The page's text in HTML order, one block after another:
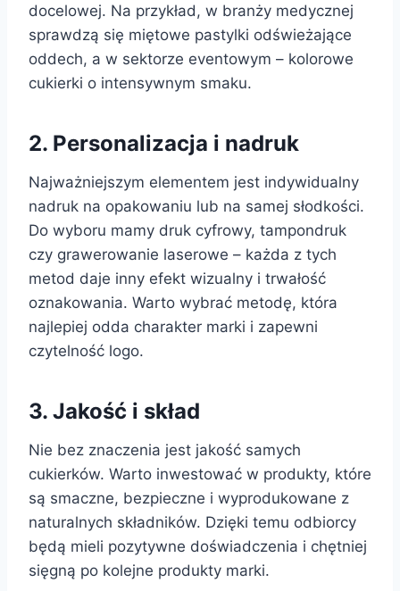
docelowej. Na przykład, w branży medycznej
sprawdzą się miętowe pastylki odświeżające
oddech, a w sektorze eventowym – kolorowe
cukierki o intensywnym smaku.
2. Personalizacja i nadruk
Najważniejszym elementem jest indywidualny
nadruk na opakowaniu lub na samej słodkości.
Do wyboru mamy druk cyfrowy, tampondruk
czy grawerowanie laserowe – każda z tych
metod daje inny efekt wizualny i trwałość
oznakowania. Warto wybrać metodę, która
najlepiej odda charakter marki i zapewni
czytelność logo.
3. Jakość i skład
Nie bez znaczenia jest jakość samych
cukierków. Warto inwestować w produkty, które
są smaczne, bezpieczne i wyprodukowane z
naturalnych składników. Dzięki temu odbiorcy
będą mieli pozytywne doświadczenia i chętniej
sięgną po kolejne produkty marki.